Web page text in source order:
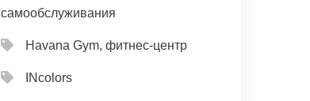
самообслуживания
Havana Gym, фитнес-центр
INcolors